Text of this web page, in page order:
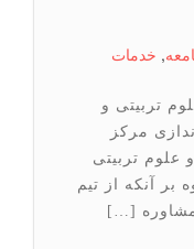
و
از تیم
[…]